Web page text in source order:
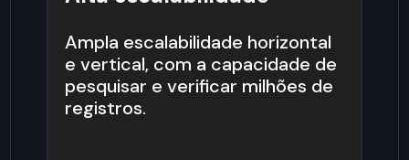
Ampla escalabilidade horizontal
e vertical, com a capacidade de
pesquisar e verificar milhões de
registros.